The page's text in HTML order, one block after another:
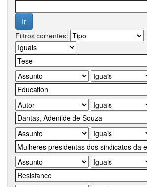
Filtros correntes: